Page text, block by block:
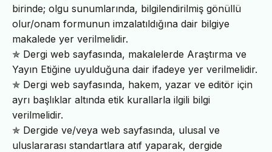
birinde; olgu sunumlarında, bilgilendirilmiş gönüllü
olur/onam formunun imzalatıldığına dair bilgiye
makalede yer verilmelidir.
✯ Dergi web sayfasında, makalelerde Araştırma ve
Yayın Etiğine uyulduğuna dair ifadeye yer verilmelidir.
✯ Dergi web sayfasında, hakem, yazar ve editör için
ayrı başlıklar altında etik kurallarla ilgili bilgi
verilmelidir.
✯ Dergide ve/veya web sayfasında, ulusal ve
uluslararası standartlara atıf yaparak, dergide